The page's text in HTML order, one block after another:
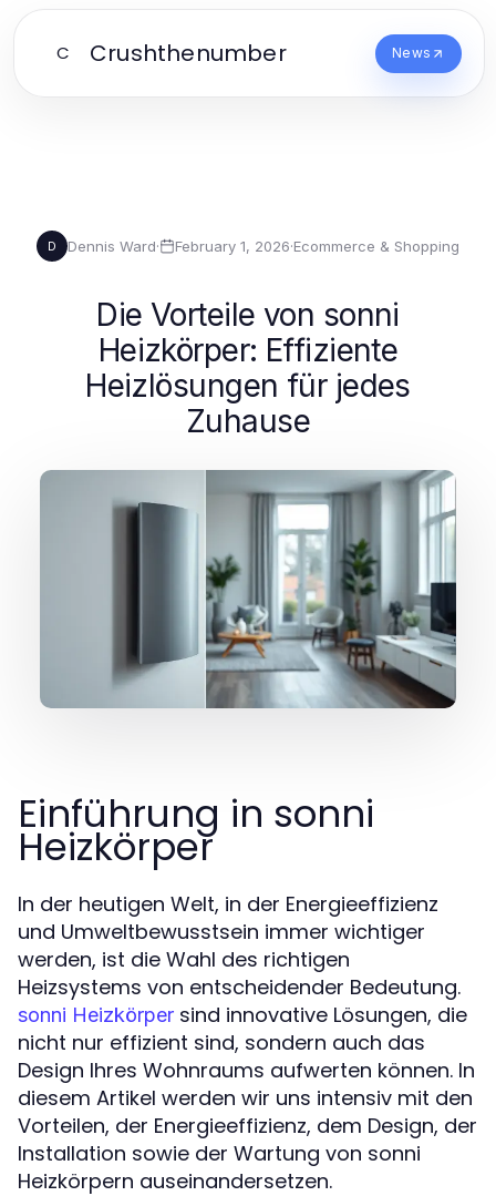
C Crushthenumber News
D Dennis Ward· February 1, 2026·Ecommerce & Shopping
Die Vorteile von sonni
Heizkörper: Effiziente
Heizlösungen für jedes
Zuhause
Einführung in sonni
Heizkörper
In der heutigen Welt, in der Energieeffizienz
und Umweltbewusstsein immer wichtiger
werden, ist die Wahl des richtigen
Heizsystems von entscheidender Bedeutung.
sonni Heizkörper sind innovative Lösungen, die
nicht nur effizient sind, sondern auch das
Design Ihres Wohnraums aufwerten können. In
diesem Artikel werden wir uns intensiv mit den
Vorteilen, der Energieeffizienz, dem Design, der
Installation sowie der Wartung von sonni
Heizkörpern auseinandersetzen.